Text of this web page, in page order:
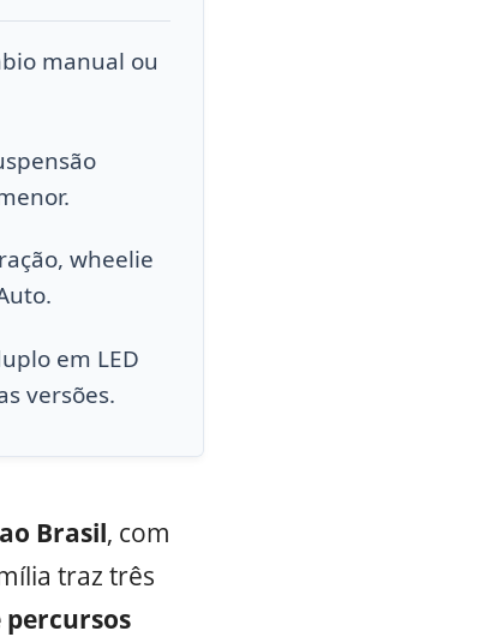
manual ou
wheelie
em LED
versões.
Brasil, com
traz três
percursos